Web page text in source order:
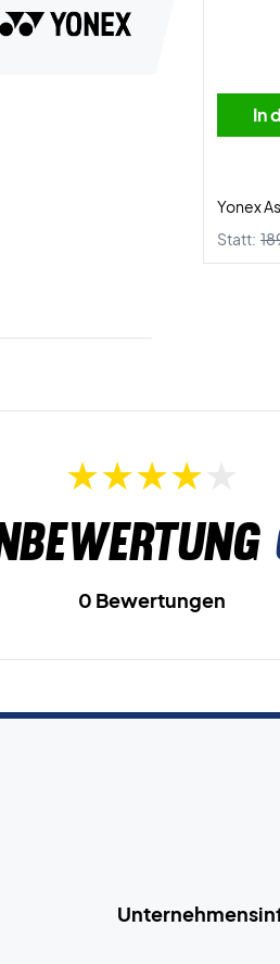
In
Yonex
Statt:
0 Bewertungen